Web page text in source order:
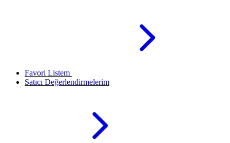
Favori Listem
Satıcı Değerlendirmelerim